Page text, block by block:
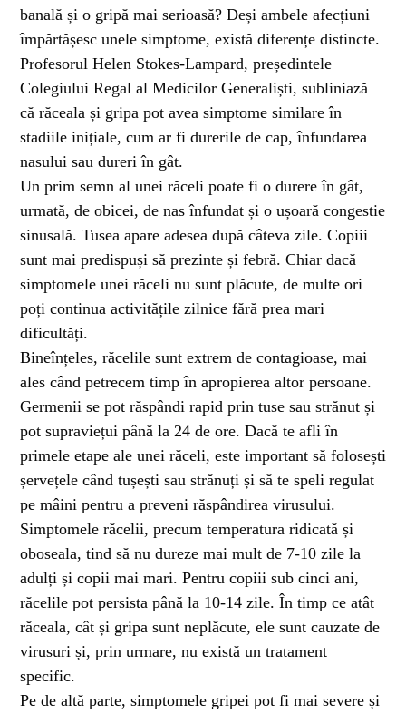
banală și o gripă mai serioasă? Deși ambele afecțiuni
împărtășesc unele simptome, există diferențe distincte.
Profesorul Helen Stokes-Lampard, președintele
Colegiului Regal al Medicilor Generaliști, subliniază
că răceala și gripa pot avea simptome similare în
stadiile inițiale, cum ar fi durerile de cap, înfundarea
nasului sau dureri în gât.
Un prim semn al unei răceli poate fi o durere în gât,
urmată, de obicei, de nas înfundat și o ușoară congestie
sinusală. Tusea apare adesea după câteva zile. Copiii
sunt mai predispuși să prezinte și febră. Chiar dacă
simptomele unei răceli nu sunt plăcute, de multe ori
poți continua activitățile zilnice fără prea mari
dificultăți.
Bineînțeles, răcelile sunt extrem de contagioase, mai
ales când petrecem timp în apropierea altor persoane.
Germenii se pot răspândi rapid prin tuse sau strănut și
pot supraviețui până la 24 de ore. Dacă te afli în
primele etape ale unei răceli, este important să folosești
șervețele când tușești sau strănuți și să te speli regulat
pe mâini pentru a preveni răspândirea virusului.
Simptomele răcelii, precum temperatura ridicată și
oboseala, tind să nu dureze mai mult de 7-10 zile la
adulți și copii mai mari. Pentru copiii sub cinci ani,
răcelile pot persista până la 10-14 zile. În timp ce atât
răceala, cât și gripa sunt neplăcute, ele sunt cauzate de
virusuri și, prin urmare, nu există un tratament
specific.
Pe de altă parte, simptomele gripei pot fi mai severe și
BLOG 2 years ago
Espressor paduri Senseo blocat?Afla cum îl
poti debloca
ȘTIINȚA 1 year ago
Ai simțit vreodată deja-vu? Află de ce se
întâmplă